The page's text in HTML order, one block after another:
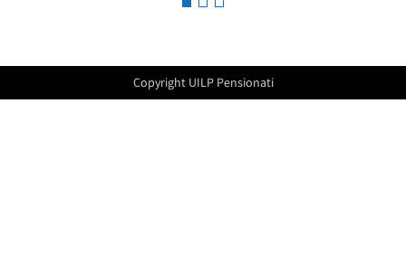
Copyright UILP Pensionati